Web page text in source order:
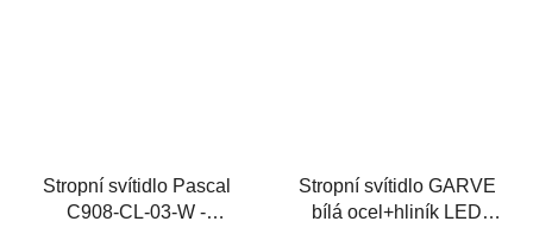
Stropní svítidlo Pascal
C908-CL-03-W -
Stropní svítidlo GARVE
bílá ocel+hliník LED